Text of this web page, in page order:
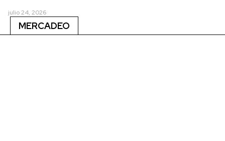
julio 24, 2026
MERCADEO